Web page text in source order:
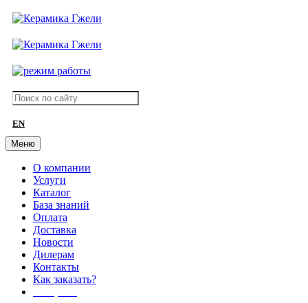
EN
Меню
О компании
Услуги
Каталог
База знаний
Оплата
Доставка
Новости
Дилерам
Контакты
Как заказать?